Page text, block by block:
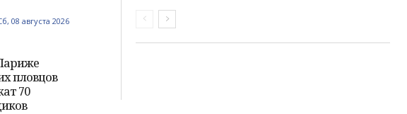
08 августа 2026
пловцов
70